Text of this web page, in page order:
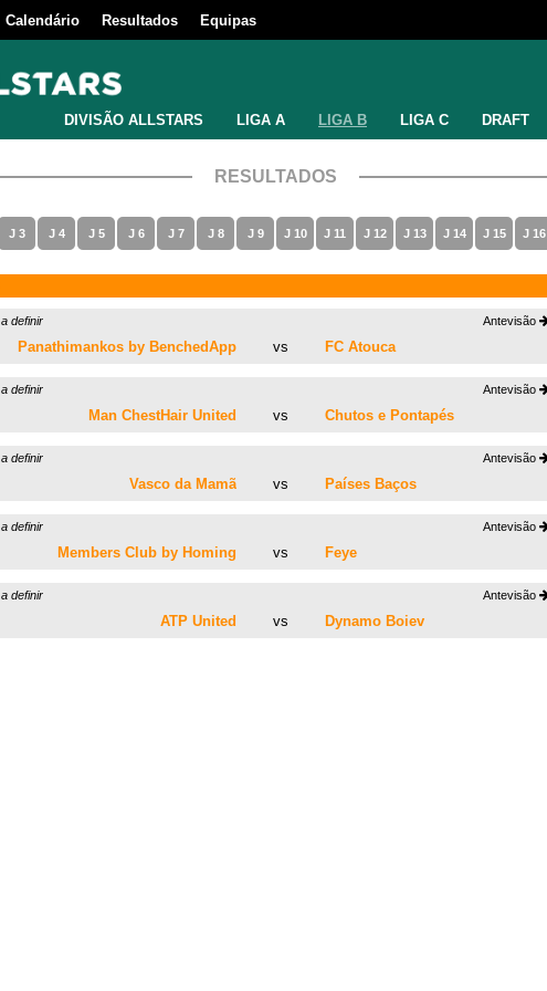
Calendário Resultados Equipas
DIVISÃO ALLSTARS LIGA A LIGA B LIGA C DRAFT
RESULTADOS
J 3 J 4 J 5 J 6 J 7 J 8 J 9 J 10 J 11 J 12 J 13 J 14 J 15 J 16
a definir Antevisão
Panathimankos by BenchedApp vs FC Atouca
a definir Antevisão
Man ChestHair United vs Chutos e Pontapés
a definir Antevisão
Vasco da Mamã vs Países Baços
a definir Antevisão
Members Club by Homing vs Feye
a definir Antevisão
ATP United vs Dynamo Boiev